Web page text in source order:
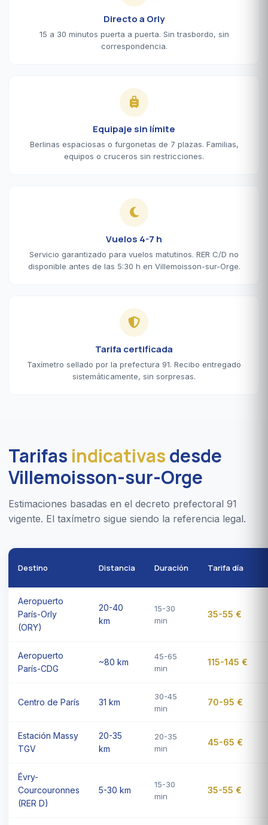
Directo a Orly
15 a 30 minutos puerta a puerta. Sin trasbordo, sin
correspondencia.
Equipaje sin límite
Berlinas espaciosas o furgonetas de 7 plazas. Familias,
equipos o cruceros sin restricciones.
Vuelos 4-7 h
Servicio garantizado para vuelos matutinos. RER C/D no
disponible antes de las 5:30 h en Villemoisson-sur-Orge.
Tarifa certificada
Taxímetro sellado por la prefectura 91. Recibo entregado
sistemáticamente, sin sorpresas.
Tarifas indicativasdesde
Villemoisson-sur-Orge
Estimaciones basadas en el decreto prefectoral 91
vigente. El taxímetro sigue siendo la referencia legal.
Destino Distancia Duración Tarifa día
Aeropuerto
París-Orly
(ORY)
20-40
km
15-30
min
35-55 €
Aeropuerto
París-CDG
~80 km
45-65
min
115-145 €
Centro de París 31 km
30-45
min
70-95 €
Estación Massy
TGV
20-35
km
20-35
min
45-65 €
Évry-
Courcouronnes
(RER D)
5-30 km
15-30
min
35-55 €